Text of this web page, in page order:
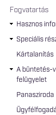
Fogvatartás
Hasznos
Speciális
Kártalanítás
A büntetés-
felügyelet
Panasziroda